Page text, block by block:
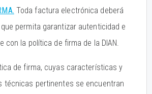
Toda factura electrónica deberá
permita garantizar autenticidad e
con la política de firma de la DIAN.
de firma, cuyas características y
técnicas pertinentes se encuentran